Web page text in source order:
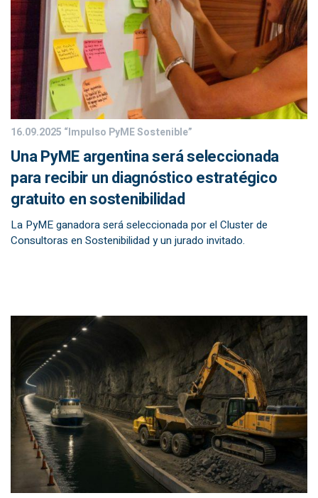
16.09.2025 “Impulso PyME Sostenible”
Una PyME argentina será seleccionada
para recibir un diagnóstico estratégico
gratuito en sostenibilidad
La PyME ganadora será seleccionada por el Cluster de
Consultoras en Sostenibilidad y un jurado invitado.